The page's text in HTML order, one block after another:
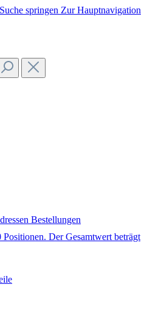
springen Zur Hauptnavigation
Bestellungen
Der Gesamtwert beträgt